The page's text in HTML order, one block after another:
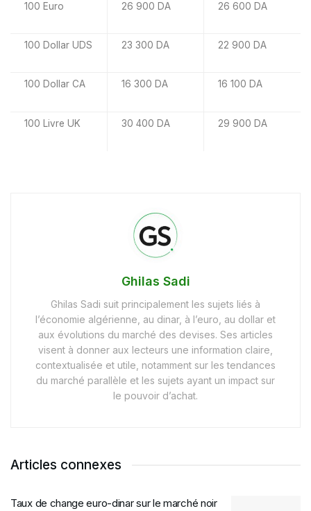
100 Euro 26 900 DA 26 600 DA
100 Dollar UDS 23 300 DA 22 900 DA
100 Dollar CA 16 300 DA 16 100 DA
100 Livre UK 30 400 DA 29 900 DA
Ghilas Sadi
Ghilas Sadi suit principalement les sujets liés à
l’économie algérienne, au dinar, à l’euro, au dollar et
aux évolutions du marché des devises. Ses articles
visent à donner aux lecteurs une information claire,
contextualisée et utile, notamment sur les tendances
du marché parallèle et les sujets ayant un impact sur
le pouvoir d’achat.
Articles connexes
Taux de change euro-dinar sur le marché noir